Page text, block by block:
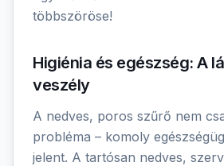
többszöröse!
Higiénia és egészség: A
veszély
A nedves, poros szűrő nem
probléma – komoly
jelent. A tartósan nedves,